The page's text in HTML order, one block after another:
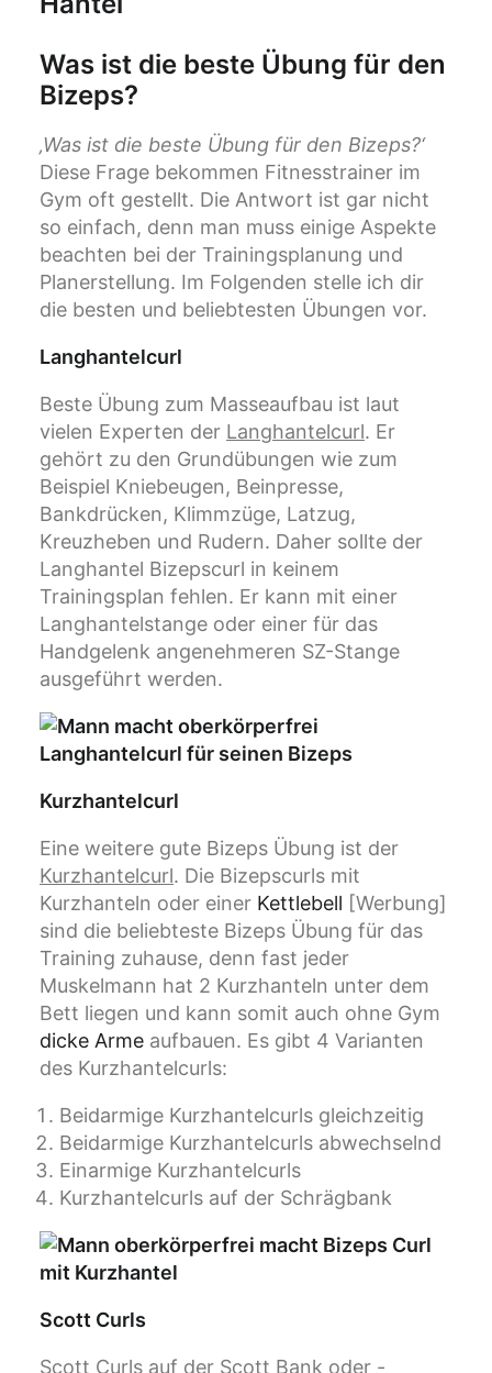
Was ist die beste Übung für den
Bizeps?
‚Was ist die beste Übung für den Bizeps?‘
Diese Frage bekommen Fitnesstrainer im
Gym oft gestellt. Die Antwort ist gar nicht
so einfach, denn man muss einige Aspekte
beachten bei der Trainingsplanung und
Planerstellung. Im Folgenden stelle ich dir
die besten und beliebtesten Übungen vor.
Langhantelcurl
Beste Übung zum Masseaufbau ist laut
vielen Experten der Langhantelcurl. Er
gehört zu den Grundübungen wie zum
Beispiel Kniebeugen, Beinpresse,
Bankdrücken, Klimmzüge, Latzug,
Kreuzheben und Rudern. Daher sollte der
Langhantel Bizepscurl in keinem
Trainingsplan fehlen. Er kann mit einer
Langhantelstange oder einer für das
Handgelenk angenehmeren SZ-Stange
ausgeführt werden.
Kurzhantelcurl
Eine weitere gute Bizeps Übung ist der
Kurzhantelcurl. Die Bizepscurls mit
Kurzhanteln oder einer Kettlebell [Werbung]
sind die beliebteste Bizeps Übung für das
Training zuhause, denn fast jeder
Muskelmann hat 2 Kurzhanteln unter dem
Bett liegen und kann somit auch ohne Gym
dicke Arme aufbauen. Es gibt 4 Varianten
des Kurzhantelcurls:
Beidarmige Kurzhantelcurls gleichzeitig
Beidarmige Kurzhantelcurls abwechselnd
Einarmige Kurzhantelcurls
Kurzhantelcurls auf der Schrägbank
Scott Curls
Scott Curls auf der Scott Bank oder -